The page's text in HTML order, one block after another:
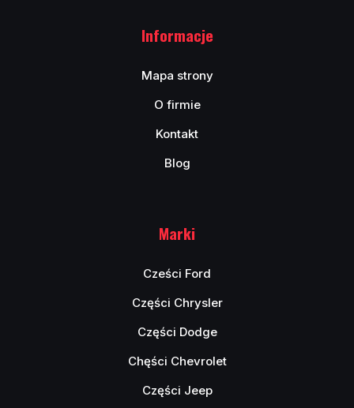
Informacje
Mapa strony
O firmie
Kontakt
Blog
Marki
Cześci Ford
Części Chrysler
Części Dodge
Chęści Chevrolet
Części Jeep